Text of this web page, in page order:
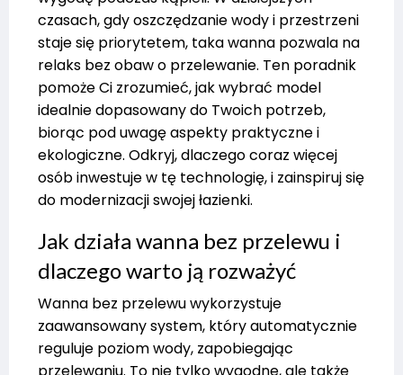
czasach, gdy oszczędzanie wody i przestrzeni
staje się priorytetem, taka wanna pozwala na
relaks bez obaw o przelewanie. Ten poradnik
pomoże Ci zrozumieć, jak wybrać model
idealnie dopasowany do Twoich potrzeb,
biorąc pod uwagę aspekty praktyczne i
ekologiczne. Odkryj, dlaczego coraz więcej
osób inwestuje w tę technologię, i zainspiruj się
do modernizacji swojej łazienki.
Jak działa wanna bez przelewu i
dlaczego warto ją rozważyć
Wanna bez przelewu wykorzystuje
zaawansowany system, który automatycznie
reguluje poziom wody, zapobiegając
przelewaniu. To nie tylko wygodne, ale także